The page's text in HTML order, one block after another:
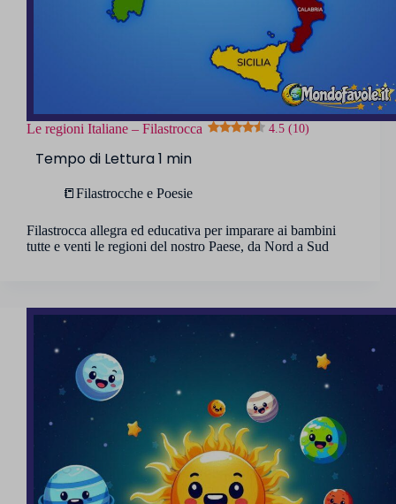
Le regioni Italiane – Filastrocca 4.5 (10)
📒Filastrocche e Poesie
Filastrocca allegra ed educativa per imparare ai bambini
tutte e venti le regioni del nostro Paese, da Nord a Sud